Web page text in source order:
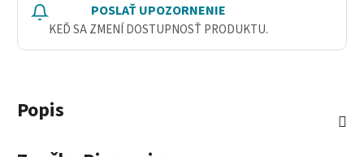
POSLAŤ UPOZORNENIE
KEĎ SA ZMENÍ DOSTUPNOSŤ PRODUKTU.
Popis